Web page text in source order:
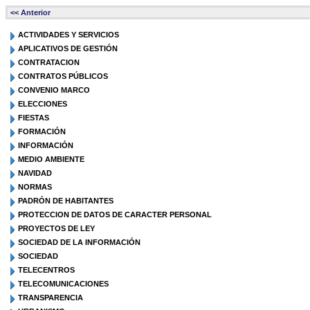
<< Anterior
ACTIVIDADES Y SERVICIOS
APLICATIVOS DE GESTIÓN
CONTRATACION
CONTRATOS PÚBLICOS
CONVENIO MARCO
ELECCIONES
FIESTAS
FORMACIÓN
INFORMACIÓN
MEDIO AMBIENTE
NAVIDAD
NORMAS
PADRÓN DE HABITANTES
PROTECCION DE DATOS DE CARACTER PERSONAL
PROYECTOS DE LEY
SOCIEDAD DE LA INFORMACIÓN
SOCIEDAD
TELECENTROS
TELECOMUNICACIONES
TRANSPARENCIA